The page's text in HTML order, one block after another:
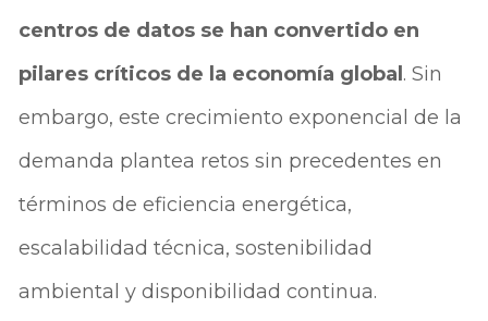
centros de datos se han convertido en
pilares críticos de la economía global. Sin
embargo, este crecimiento exponencial de la
demanda plantea retos sin precedentes en
términos de eficiencia energética,
escalabilidad técnica, sostenibilidad
ambiental y disponibilidad continua.